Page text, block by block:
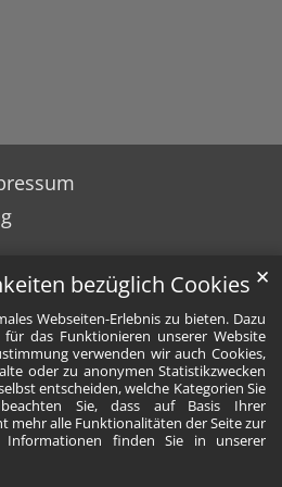
bezüglich Cookies
Webseiten-Erlebnis zu bieten. Dazu
das Funktionieren unserer Website
verwenden wir auch Cookies,
oder zu anonymen Statistikzwecken
entscheiden, welche Kategorien Sie
Sie, dass auf Basis Ihrer
mehr alle Funktionalitäten der Seite zur
Informationen finden Sie in unserer
✕